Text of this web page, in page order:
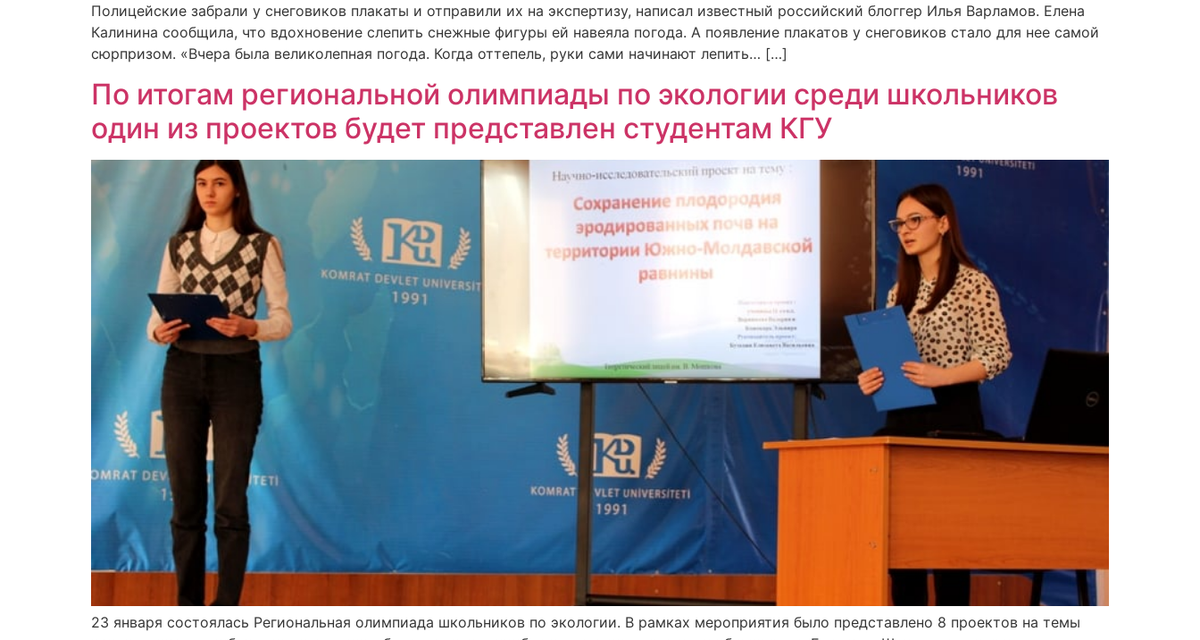
Полицейские забрали у снеговиков плакаты и отправили их на экспертизу, написал известный российский блоггер Илья Варламов. Елена
Калинина сообщила, что вдохновение слепить снежные фигуры ей навеяла погода. А появление плакатов у снеговиков стало для нее самой
сюрпризом. «Вчера была великолепная погода. Когда оттепель, руки сами начинают лепить… […]
По итогам региональной олимпиады по экологии среди школьников
один из проектов будет представлен студентам КГУ
23 января состоялась Региональная олимпиада школьников по экологии. В рамках мероприятия было представлено 8 проектов на темы